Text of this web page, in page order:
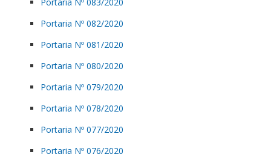
Portaria Nº 082/2020
Portaria Nº 081/2020
Portaria Nº 080/2020
Portaria Nº 079/2020
Portaria Nº 078/2020
Portaria Nº 077/2020
Portaria Nº 076/2020